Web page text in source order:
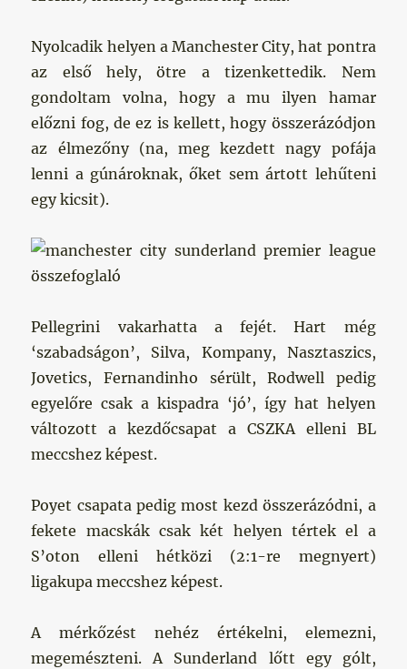
Nyolcadik helyen a Manchester City, hat pontra
az első hely, ötre a tizenkettedik. Nem
gondoltam volna, hogy a mu ilyen hamar
előzni fog, de ez is kellett, hogy összerázódjon
az élmezőny (na, meg kezdett nagy pofája
lenni a gúnároknak, őket sem ártott lehűteni
egy kicsit).
Pellegrini vakarhatta a fejét. Hart még
‘szabadságon’, Silva, Kompany, Nasztaszics,
Jovetics, Fernandinho sérült, Rodwell pedig
egyelőre csak a kispadra ‘jó’, így hat helyen
változott a kezdőcsapat a CSZKA elleni BL
meccshez képest.
Poyet csapata pedig most kezd összerázódni, a
fekete macskák csak két helyen tértek el a
S’oton elleni hétközi (2:1-re megnyert)
ligakupa meccshez képest.
A mérkőzést nehéz értékelni, elemezni,
megemészteni. A Sunderland lőtt egy gólt,